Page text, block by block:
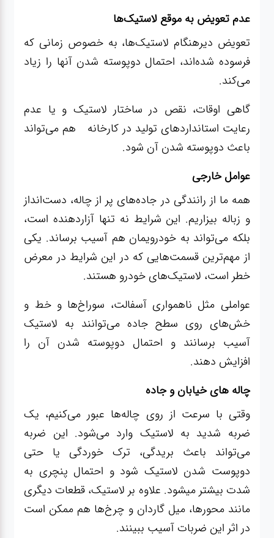
عدم تعویض به موقع لاستیک‌ها
تعویض دیرهنگام لاستیک‌ها، به خصوص زمانی که
فرسوده شده‌اند، احتمال دوپوسته شدن آنها را زیاد
می‌کند.
گاهی اوقات، نقص در ساختار لاستیک و یا عدم
رعایت استانداردهای تولید در کارخانه هم می‌تواند
باعث دوپوسته شدن آن شود.
عوامل خارجی
همه ما از رانندگی در جاده‌های پر از چاله، دست‌انداز
و زباله بیزاریم. این شرایط نه تنها آزاردهنده است،
بلکه می‌تواند به خودرویمان هم آسیب برساند. یکی
از مهم‌ترین قسمت‌هایی که در این شرایط در معرض
خطر است، لاستیک‌های خودرو هستند.
عواملی مثل ناهمواری آسفالت، سوراخ‌ها و خط و
خش‌های روی سطح جاده می‌توانند به لاستیک
آسیب برسانند و احتمال دوپوسته شدن آن را
افزایش دهند.
چاله های خیابان و جاده
وقتی با سرعت از روی چاله‌ها عبور می‌کنیم، یک
ضربه شدید به لاستیک وارد می‌شود. این ضربه
می‌تواند باعث بریدگی، ترک خوردگی یا حتی
دوپوست شدن لاستیک شود و احتمال پنچری به
شدت بیشتر میشود. علاوه بر لاستیک، قطعات دیگری
مانند محورها، میل گاردان و چرخ‌ها هم ممکن است
در اثر این ضربات آسیب ببینند.